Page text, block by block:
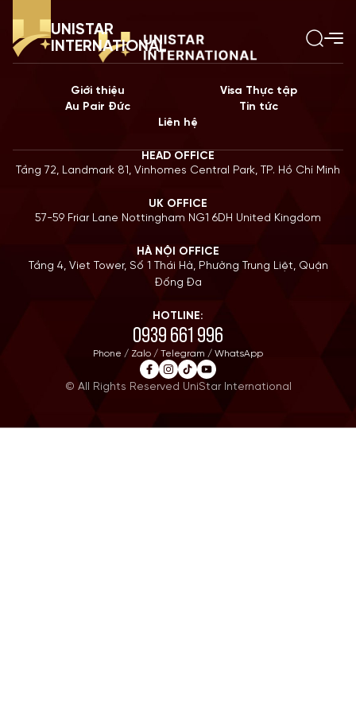
UNISTAR
INTERNATIONAL
Giới thiệu
Visa Thực tập
Au Pair Đức
Tin tức
Liên hệ
HEAD OFFICE
Tầng 72, Landmark 81, Vinhomes Central Park, TP. Hồ Chí Minh
UK OFFICE
57-59 Friar Lane Nottingham NG1 6DH United Kingdom
HÀ NỘI OFFICE
Tầng 4, Viet Tower, Số 1 Thái Hà, Phường Trung Liệt, Quận
Đống Đa
HOTLINE:
0939 661 996
Phone / Zalo / Telegram / WhatsApp
© All Rights Reserved UniStar International